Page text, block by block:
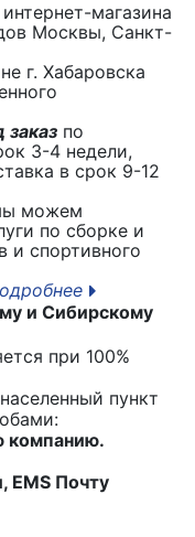
магазина
Москвы, Санкт-
г. Хабаровска
заказ по
3-4 недели,
в срок 9-12
можем
по сборке и
и спортивного
и Сибирскому
при 100%
пункт
компанию.
EMS Почту